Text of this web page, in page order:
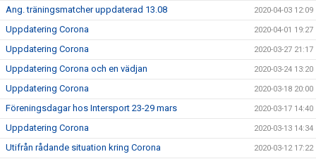
Ang. träningsmatcher uppdaterad 13.08 2020-04-03 12:09
Uppdatering Corona 2020-04-01 19:27
Uppdatering Corona 2020-03-27 21:17
Uppdatering Corona och en vädjan 2020-03-24 13:20
Uppdatering Corona 2020-03-18 20:00
Föreningsdagar hos Intersport 23-29 mars 2020-03-17 14:40
Uppdatering Corona 2020-03-13 14:34
Utifrån rådande situation kring Corona 2020-03-12 17:22